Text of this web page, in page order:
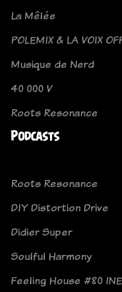
La Mêlée
POLEMIX & LA VOIX
Musique de Nerd
40 000 V
Roots Resonance
Podcasts
Roots Resonance
DIY Distortion Drive
Didier Super
Soulful Harmony
Feeling House #80